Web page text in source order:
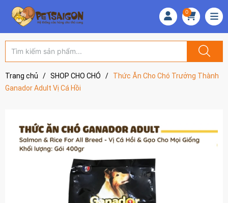
0
Trang chủ / SHOP CHO CHÓ /
Thức Ăn Cho Chó Trưởng Thành
Ganador Adult Vị Cá Hồi